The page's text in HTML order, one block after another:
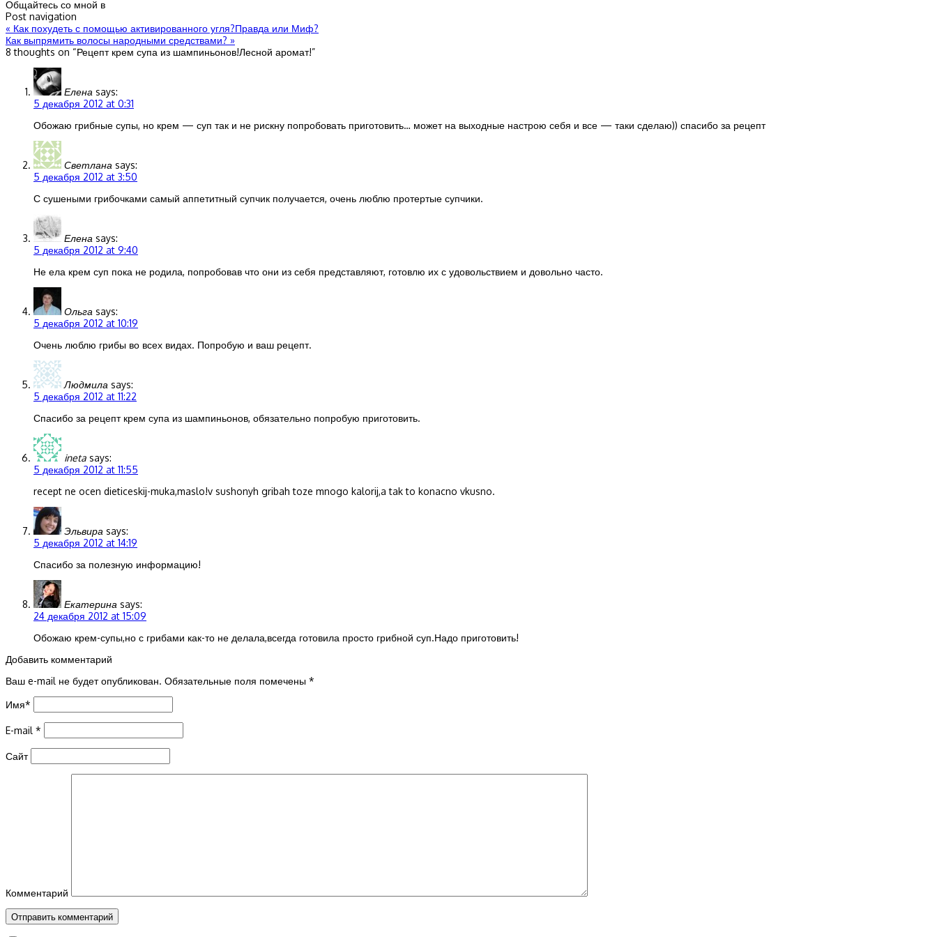
Общайтесь со мной в
Post navigation
« Как похудеть с помощью активированного угля?Правда или Миф?
Как выпрямить волосы народными средствами? »
8 thoughts on “Рецепт крем супа из шампиньонов!Лесной аромат!”
Елена says:
5 декабря 2012 at 0:31
Обожаю грибные супы, но крем — суп так и не рискну попробовать приготовить… может на выходные настрою себя и все — таки сделаю)) спасибо за рецепт
Светлана says:
5 декабря 2012 at 3:50
С сушеными грибочками самый аппетитный супчик получается, очень люблю протертые супчики.
Елена says:
5 декабря 2012 at 9:40
Не ела крем суп пока не родила, попробовав что они из себя представляют, готовлю их с удовольствием и довольно часто.
Ольга says:
5 декабря 2012 at 10:19
Очень люблю грибы во всех видах. Попробую и ваш рецепт.
Людмила says:
5 декабря 2012 at 11:22
Спасибо за рецепт крем супа из шампиньонов, обязательно попробую приготовить.
ineta says:
5 декабря 2012 at 11:55
recept ne ocen dieticeskij-muka,maslo!v sushonyh gribah toze mnogo kalorij,a tak to konacno vkusno.
Эльвира says:
5 декабря 2012 at 14:19
Спасибо за полезную информацию!
Екатерина says:
24 декабря 2012 at 15:09
Обожаю крем-супы,но с грибами как-то не делала,всегда готовила просто грибной суп.Надо приготовить!
Добавить комментарий
Ваш e-mail не будет опубликован. Обязательные поля помечены *
Имя*
E-mail *
Сайт
Комментарий